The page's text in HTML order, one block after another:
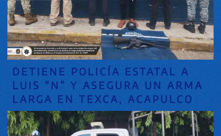
DETIENE POLICÍA ESTATAL A
LUIS “N” Y ASEGURA UN ARMA
LARGA EN TEXCA, ACAPULCO